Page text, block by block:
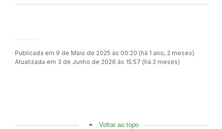
Publicada em 9 de Maio de 2025 às 00:20 (há 1 ano, 2 meses)
Atualizada em 3 de Junho de 2026 às 15:57 (há 2 meses)
Voltar ao topo